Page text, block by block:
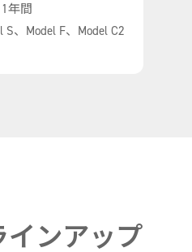
年間
、Model F、Model C2
インアップ